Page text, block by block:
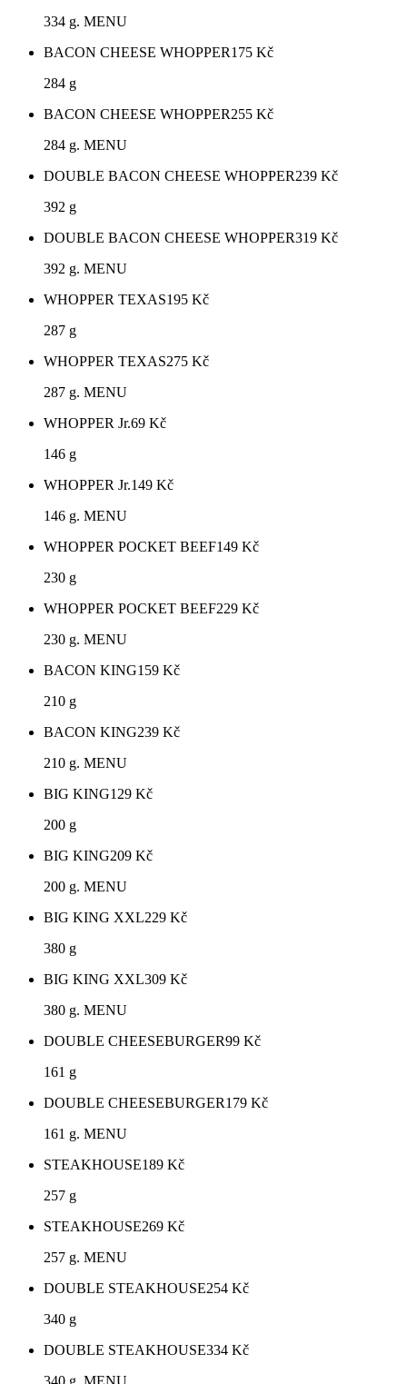
334 g. MENU
BACON CHEESE WHOPPER175 Kč
284 g
BACON CHEESE WHOPPER255 Kč
284 g. MENU
DOUBLE BACON CHEESE WHOPPER239 Kč
392 g
DOUBLE BACON CHEESE WHOPPER319 Kč
392 g. MENU
WHOPPER TEXAS195 Kč
287 g
WHOPPER TEXAS275 Kč
287 g. MENU
WHOPPER Jr.69 Kč
146 g
WHOPPER Jr.149 Kč
146 g. MENU
WHOPPER POCKET BEEF149 Kč
230 g
WHOPPER POCKET BEEF229 Kč
230 g. MENU
BACON KING159 Kč
210 g
BACON KING239 Kč
210 g. MENU
BIG KING129 Kč
200 g
BIG KING209 Kč
200 g. MENU
BIG KING XXL229 Kč
380 g
BIG KING XXL309 Kč
380 g. MENU
DOUBLE CHEESEBURGER99 Kč
161 g
DOUBLE CHEESEBURGER179 Kč
161 g. MENU
STEAKHOUSE189 Kč
257 g
STEAKHOUSE269 Kč
257 g. MENU
DOUBLE STEAKHOUSE254 Kč
340 g
DOUBLE STEAKHOUSE334 Kč
340 g. MENU